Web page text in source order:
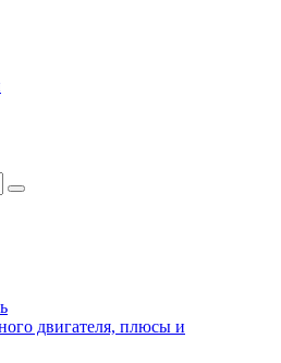
двигателя, плюсы и